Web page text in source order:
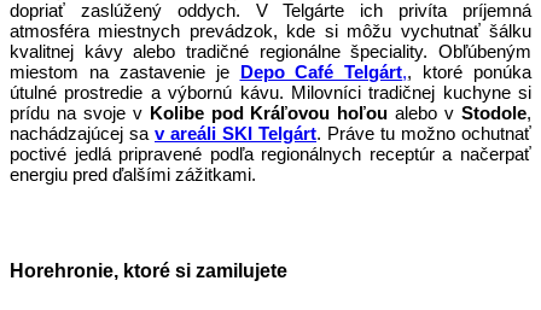
dopriať zaslúžený oddych. V Telgárte ich privíta príjemná
atmosféra miestnych prevádzok, kde si môžu vychutnať šálku
kvalitnej kávy alebo tradičné regionálne špeciality. Obľúbeným
miestom na zastavenie je Depo Café Telgárt,, ktoré ponúka
útulné prostredie a výbornú kávu. Milovníci tradičnej kuchyne si
prídu na svoje v Kolibe pod Kráľovou hoľou alebo vStodole,
nachádzajúcej sa v areáli SKI Telgárt. Práve tu možno ochutnať
poctivé jedlá pripravené podľa regionálnych receptúr a načerpať
energiu pred ďalšími zážitkami.
Horehronie, ktoré si zamilujete